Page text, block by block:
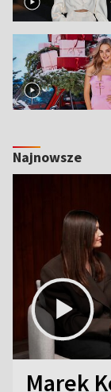
Najnowsze
Marek